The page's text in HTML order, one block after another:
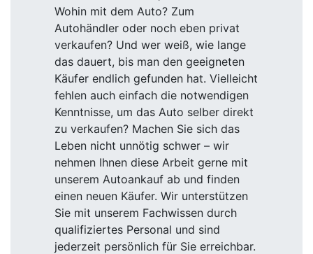
Wohin mit dem Auto? Zum
Autohändler oder noch eben privat
verkaufen? Und wer weiß, wie lange
das dauert, bis man den geeigneten
Käufer endlich gefunden hat. Vielleicht
fehlen auch einfach die notwendigen
Kenntnisse, um das Auto selber direkt
zu verkaufen? Machen Sie sich das
Leben nicht unnötig schwer – wir
nehmen Ihnen diese Arbeit gerne mit
unserem Autoankauf ab und finden
einen neuen Käufer. Wir unterstützen
Sie mit unserem Fachwissen durch
qualifiziertes Personal und sind
jederzeit persönlich für Sie erreichbar.